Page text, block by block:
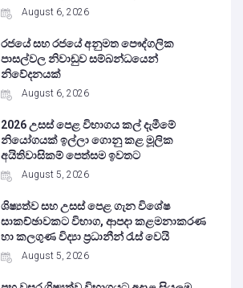
August 6, 2026
රජයේ සහ රජයේ අනුමත පෞද්ගලික
පාසල්වල නිවාඩුව සම්බන්ධයෙන්
නිවේදනයක්
August 6, 2026
2026 උසස් පෙළ විභාගය කල් දැමීමේ
නියෝගයක් ඉල්ලා ගොනු කළ මූලික
අයිතිවාසිකම් පෙත්සම ඉවතට
August 5, 2026
ශිෂ්‍යත්ව සහ උසස් පෙළ ගැන විශේෂ
සාකච්ඡාවකට විභාග, ආපදා කළමනාකරණ
හා කලගුණ විද්‍යා ප්‍රධානීන් රැස් වෙයි
August 5, 2026